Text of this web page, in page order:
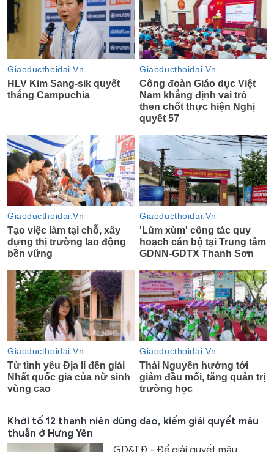
Khởi tố 12 thanh niên dùng dao, kiếm giải quyết mâu
thuẫn ở Hưng Yên